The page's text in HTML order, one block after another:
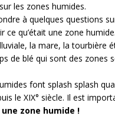
les zones humides.
à quelques questions
qu’était une zone
la mare, la tourbière
de blé qui sont des zones
font splash splash
le XIX° siècle. Il est
zone humide !